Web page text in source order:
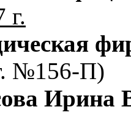
г.
№156-П)
Ирина